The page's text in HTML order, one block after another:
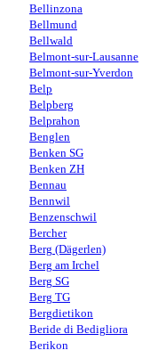
Bellinzona
Bellmund
Bellwald
Belmont-sur-Lausanne
Belmont-sur-Yverdon
Belp
Belpberg
Belprahon
Benglen
Benken SG
Benken ZH
Bennau
Bennwil
Benzenschwil
Bercher
Berg (Dägerlen)
Berg am Irchel
Berg SG
Berg TG
Bergdietikon
Beride di Bedigliora
Berikon